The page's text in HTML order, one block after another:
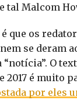
tal Malcom
que os
se deram
O
2017 é muito
por eles